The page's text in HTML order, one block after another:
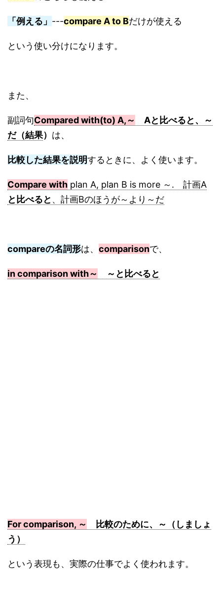
「例える」 ---compare A to Bだけが使える
という使い分けになります。
また、
副詞句Compared with(to) A,～
Aと比べると、～
だ（結果） は、
比較した結果を説明するときに、よく使います。
Compare with plan A, plan B is more ～. 計画A
と比べると 、計画Bのほうが～より～だ
compareの名詞形は、 comparisonで、
in comparison with～ ～と比べると
For comparison, ～
比較のために、～（しましょ
う）
という表現も、実際の仕事でよく使われます。